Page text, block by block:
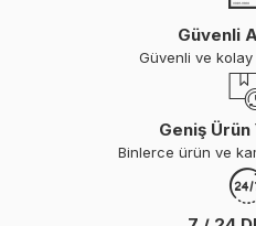
Güvenli
Güvenli ve
Geniş
Binlerce ürün ve